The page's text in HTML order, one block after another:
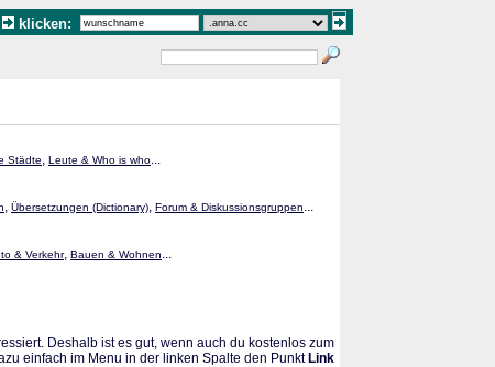
klicken:
Städte, Leute & Who is who...
, Übersetzungen (Dictionary), Forum & Diskussionsgruppen...
& Verkehr, Bauen & Wohnen...
Deshalb ist es gut, wenn auch du kostenlos zum
einfach im Menu in der linken Spalte den Punkt Link